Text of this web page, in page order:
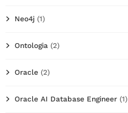
Neo4j (1)
Ontologia (2)
Oracle (2)
Oracle AI Database Engineer (1)